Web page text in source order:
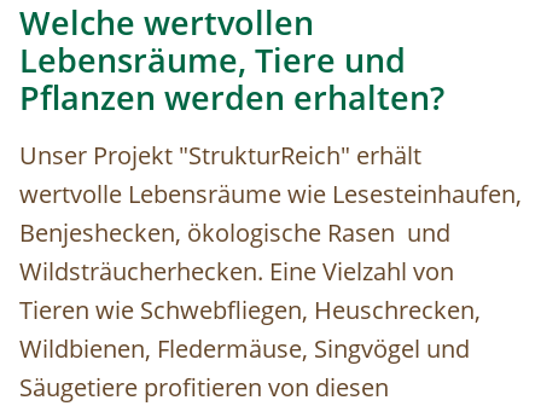
Welche wertvollen
Lebensräume, Tiere und
Pflanzen werden erhalten?
Unser Projekt "StrukturReich" erhält
wertvolle Lebensräume wie Lesesteinhaufen,
Benjeshecken, ökologische Rasen und
Wildsträucherhecken. Eine Vielzahl von
Tieren wie Schwebfliegen, Heuschrecken,
Wildbienen, Fledermäuse, Singvögel und
Säugetiere profitieren von diesen